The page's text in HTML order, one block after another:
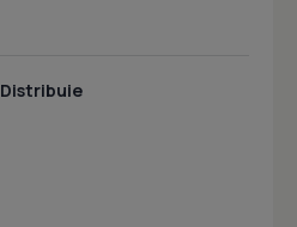
Distribuie